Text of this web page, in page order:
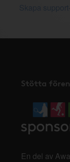
Stötta
En del av